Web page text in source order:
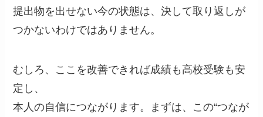
提出物を出せない今の状態は、決して取り返しが
つかないわけではありません。
むしろ、ここを改善できれば成績も高校受験も安
定し、
本人の自信につながります。まずは、この“つなが